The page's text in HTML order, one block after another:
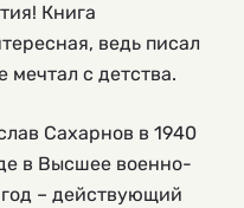
Книга
ведь писал
мечтал с детства.
Сахарнов в 1940
в Высшее военно-
– действующий